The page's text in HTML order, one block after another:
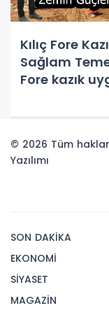
Kılıç Fore
Sağlam
Fore kazık
© 2026 Tüm
Yazılımı
SON DAKİKA
EKONOMİ
SİYASET
MAGAZİN